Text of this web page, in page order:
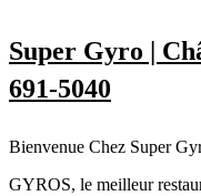
Super Gyro |
691-5040
Bienvenue Chez Super
GYROS, le meilleur